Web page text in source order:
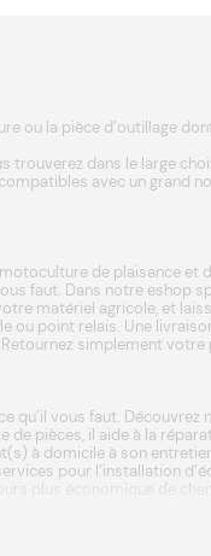
la pièce d’outillage
dans le large
avec un grand
de plaisance et
faut. Dans notre eshop
matériel agricole, et
point relais. Une
simplement
qu’il vous faut.
de pièces, il aide à la
à domicile à son
pour l’installation
plus économique de
motoculture.